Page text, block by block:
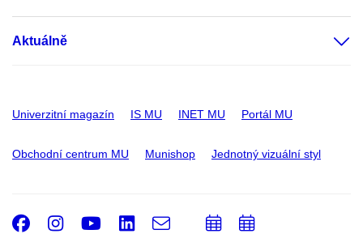
Aktuálně
Univerzitní magazín IS MU INET MU Portál MU
Obchodní centrum MU Munishop Jednotný vizuální styl
Facebook
Instagram
Youtube
LinkedIn
e-
PřidatPřidat